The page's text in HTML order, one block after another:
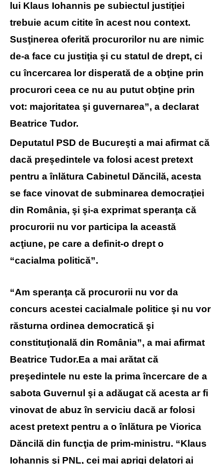
lui Klaus Iohannis pe subiectul justiţiei
trebuie acum citite în acest nou context.
Susţinerea oferită procurorilor nu are nimic
de-a face cu justiţia şi cu statul de drept, ci
cu încercarea lor disperată de a obţine prin
procurori ceea ce nu au putut obţine prin
vot: majoritatea şi guvernarea”, a declarat
Beatrice Tudor.
Deputatul PSD de Bucureşti a mai afirmat că
dacă preşedintele va folosi acest pretext
pentru a înlătura Cabinetul Dăncilă, acesta
se face vinovat de subminarea democraţiei
din România, şi şi-a exprimat speranţa că
procurorii nu vor participa la această
acţiune, pe care a definit-o drept o
“cacialma politică”.
“Am speranţa că procurorii nu vor da
concurs acestei cacialmale politice şi nu vor
răsturna ordinea democratică şi
constituţională din România”, a mai afirmat
Beatrice Tudor.Ea a mai arătat că
preşedintele nu este la prima încercare de a
sabota Guvernul şi a adăugat că acesta ar fi
vinovat de abuz în serviciu dacă ar folosi
acest pretext pentru a o înlătura pe Viorica
Dăncilă din funcţia de prim-ministru. “Klaus
Iohannis şi PNL, cei mai aprigi delatori ai